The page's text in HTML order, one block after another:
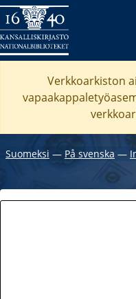
Verkkoarkiston
Suomeksi ― På svenska ―